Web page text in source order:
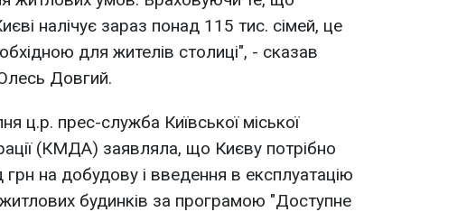
налічує зараз понад 115 тис. сімей, це
для жителів столиці", - сказав
Довгий.
ц.р. прес-служба Київської міської
(КМДА) заявляла, що Києву потрібно
на добудову і введення в експлуатацію
будинків за програмою "Доступне